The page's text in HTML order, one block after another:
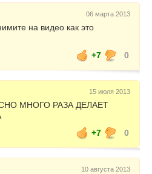
06 марта 2013
на видео как это
+7
0
15 июля 2013
МНОГО РАЗА ДЕЛАЕТ
+7
0
10 августа 2013